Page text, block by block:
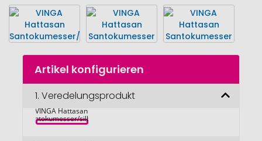
Zum
Anfang
Bildgalerie
springen
Artikel konfigurieren
1. Veredelungsprodukt
VINGA Hattasan
Santokumesser/silber